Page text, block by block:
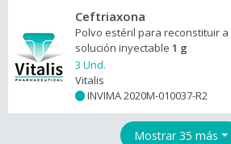
Ceftriaxona
Polvo estéril para reconstituir a
solución inyectable 1 g
3 Und.
Vitalis
INVIMA 2020M-010037-R2
Mostrar 35 más